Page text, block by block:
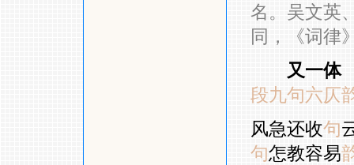
名。吴文英
同，《词律
又一体
段九句六仄
风急还收句
句怎教容易